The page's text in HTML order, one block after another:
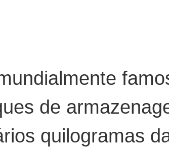
de
quilogramas